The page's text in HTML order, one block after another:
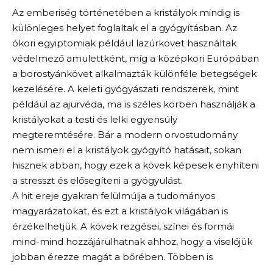
Az emberiség történetében a kristályok mindig is
különleges helyet foglaltak el a gyógyításban. Az
ókori egyiptomiak például lazúrkövet használtak
védelmező amulettként, míg a középkori Európában
a borostyánkövet alkalmazták különféle betegségek
kezelésére. A keleti gyógyászati rendszerek, mint
például az ajurvéda, ma is széles körben használják a
kristályokat a testi és lelki egyensúly
megteremtésére. Bár a modern orvostudomány
nem ismeri el a kristályok gyógyító hatásait, sokan
hisznek abban, hogy ezek a kövek képesek enyhíteni
a stresszt és elősegíteni a gyógyulást.
A hit ereje gyakran felülmúlja a tudományos
magyarázatokat, és ezt a kristályok világában is
érzékelhetjük. A kövek rezgései, színei és formái
mind-mind hozzájárulhatnak ahhoz, hogy a viselőjük
jobban érezze magát a bőrében. Többen is